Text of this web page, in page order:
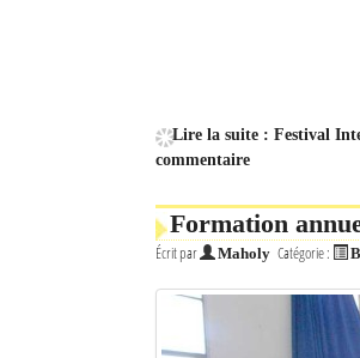
Identifiant oublié ?
Mot de passe oublié ?
Lire la suite : Festival
commentaire
Formation
Écrit par Maholy Catégorie :